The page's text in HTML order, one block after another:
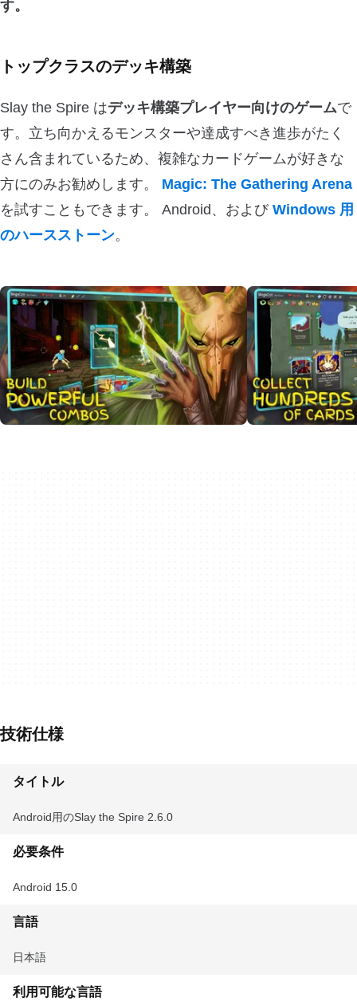
す。
トップクラスのデッキ構築
Slay the Spire はデッキ構築プレイヤー向けのゲームで
す。立ち向かえるモンスターや達成すべき進歩がたく
さん含まれているため、複雑なカードゲームが好きな
方にのみお勧めします。 Magic: The Gathering Arena
を試すこともできます。 Android、および Windows 用
のハースストーン。
技術仕様
タイトル
Android用のSlay the Spire 2.6.0
必要条件
Android 15.0
言語
日本語
利用可能な言語